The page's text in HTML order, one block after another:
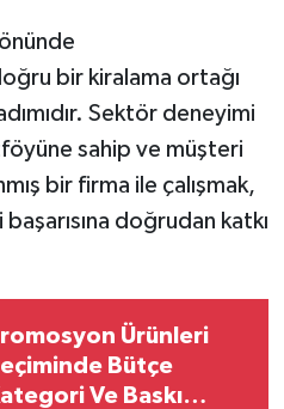
bir kiralama ortağı
Sektör deneyimi
sahip ve müşteri
bir firma ile çalışmak,
doğrudan katkı
Ürünleri
Bütçe
Ve Baskı